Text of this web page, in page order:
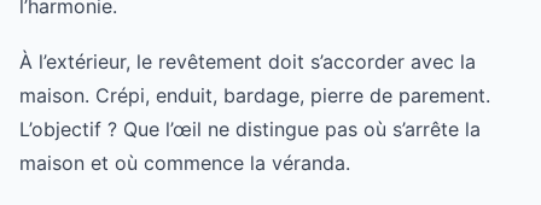
l’harmonie.
À l’extérieur, le revêtement doit s’accorder avec la
maison. Crépi, enduit, bardage, pierre de parement.
L’objectif ? Que l’œil ne distingue pas où s’arrête la
maison et où commence la véranda.